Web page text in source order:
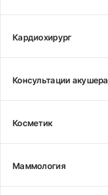
Кардиохирург
Консультации акушера
Косметик
Маммология